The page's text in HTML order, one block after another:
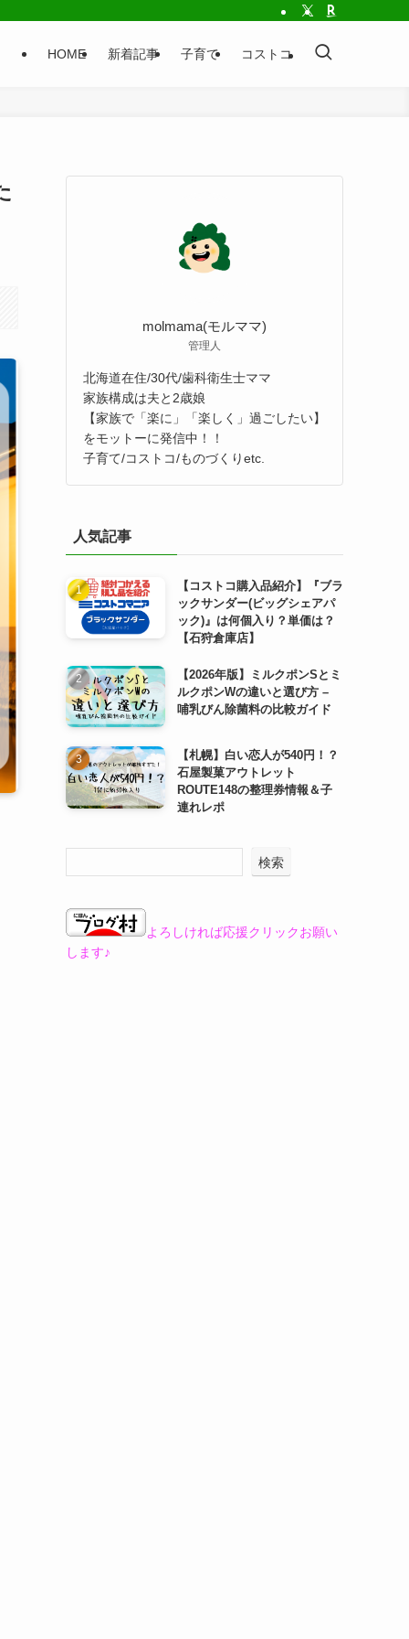
HOME 新着記事 子育て コストコ
molmama(モルママ)
管理人
北海道在住/30代/歯科衛生士ママ
家族構成は夫と2歳娘
【家族で「楽に」「楽しく」過ごしたい】
をモットーに発信中！！
子育て/コストコ/ものづくりetc.
人気記事
【コストコ購入品紹介】『ブラ
ックサンダー(ビッグシェアパ
ック)』は何個入り？単価は？
【石狩倉庫店】
【2026年版】ミルクポンSとミ
ルクポンWの違いと選び方 –
哺乳びん除菌料の比較ガイド
【札幌】白い恋人が540円！？
石屋製菓アウトレット
ROUTE148の整理券情報＆子
連れレポ
検索
よろしければ応援クリックお願い
します♪